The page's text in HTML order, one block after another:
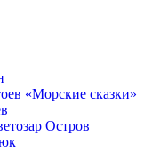
«Морские сказки»
Остров